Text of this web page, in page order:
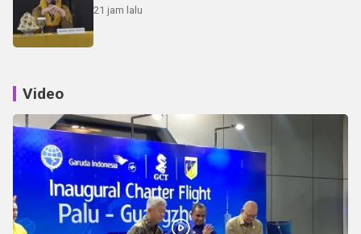
21 jam lalu
Video